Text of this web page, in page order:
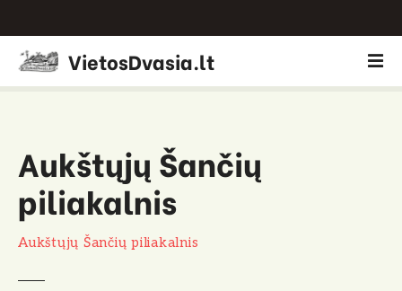
r
VietosDvasia.lt
Aukštųjų Šančių
piliakalnis
Aukštųjų Šančių piliakalnis